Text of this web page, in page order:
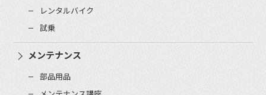
レンタルバイク
試乗
メンテナンス
部品用品